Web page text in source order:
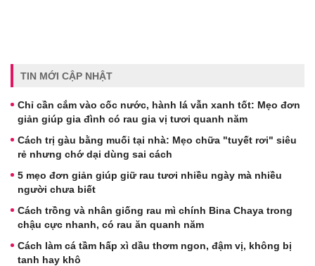
TIN MỚI CẬP NHẬT
Chỉ cần cắm vào cốc nước, hành lá vẫn xanh tốt: Mẹo đơn
giản giúp gia đình có rau gia vị tươi quanh năm
Cách trị gàu bằng muối tại nhà: Mẹo chữa "tuyết rơi" siêu
rẻ nhưng chớ dại dùng sai cách
5 mẹo đơn giản giúp giữ rau tươi nhiều ngày mà nhiều
người chưa biết
Cách trồng và nhân giống rau mì chính Bina Chaya trong
chậu cực nhanh, có rau ăn quanh năm
Cách làm cá tầm hấp xì dầu thơm ngon, đậm vị, không bị
tanh hay khô